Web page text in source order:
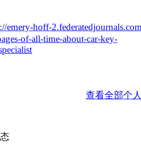
emery-hoff-
of-all-time-about-car-key-
查看全部个